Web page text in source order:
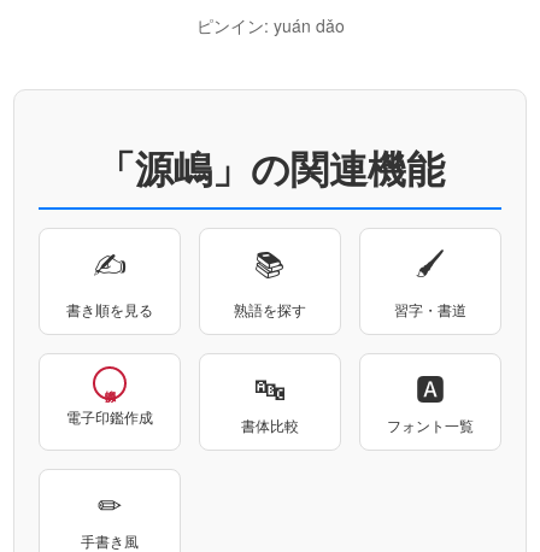
ピンイン: yuán dǎo
「源嶋」の関連機能
✍
書き順を見る
📚
熟語を探す
🖌
習字・書道
電子印鑑作成
🔤
書体比較
🅰
フォント一覧
✏
手書き風